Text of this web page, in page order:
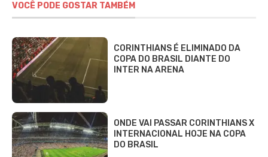
VOCÊ PODE GOSTAR TAMBÉM
CORINTHIANS É ELIMINADO DA
COPA DO BRASIL DIANTE DO
INTER NA ARENA
ONDE VAI PASSAR CORINTHIANS X
INTERNACIONAL HOJE NA COPA
DO BRASIL